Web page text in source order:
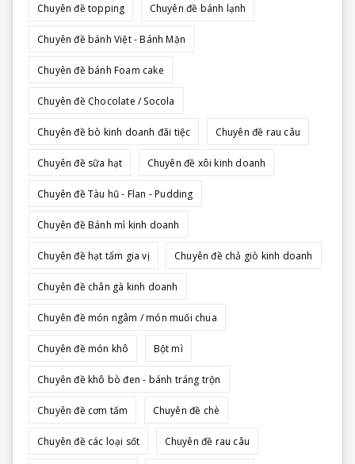
Chuyên đề topping Chuyên đề bánh lạnh
Chuyên đề bánh Việt - Bánh Mặn
Chuyên đề bánh Foam cake
Chuyên đề Chocolate / Socola
Chuyên đề bò kinh doanh đãi tiệc Chuyên đề rau câu
Chuyên đề sữa hạt Chuyên đề xôi kinh doanh
Chuyên đề Tàu hũ - Flan - Pudding
Chuyên đề Bánh mì kinh doanh
Chuyên đề hạt tẩm gia vị Chuyên đề chả giò kinh doanh
Chuyên đề chân gà kinh doanh
Chuyên đề món ngâm / món muối chua
Chuyên đề món khô Bột mì
Chuyên đề khô bò đen - bánh tráng trộn
Chuyên đề cơm tấm Chuyên đề chè
Chuyên đề các loại sốt Chuyên đề rau câu